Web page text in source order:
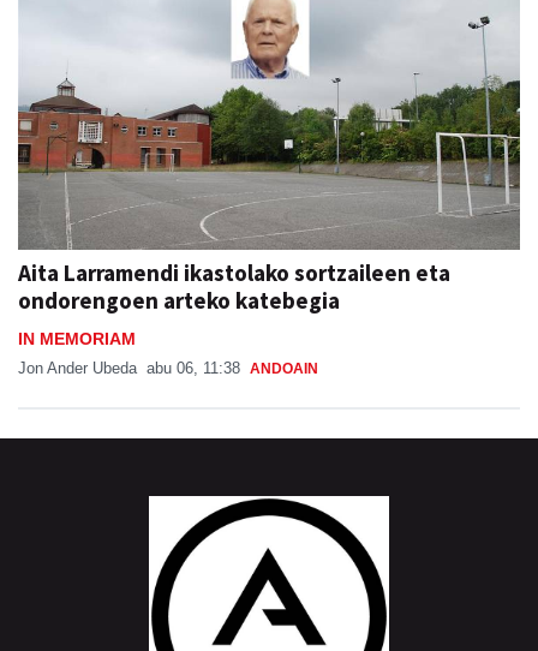
Aita Larramendi ikastolako sortzaileen eta
ondorengoen arteko katebegia
IN MEMORIAM
Jon Ander Ubeda abu 06, 11:38 ANDOAIN